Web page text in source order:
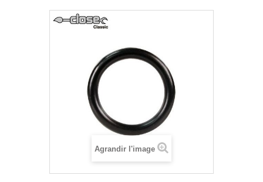
Agrandir l'image